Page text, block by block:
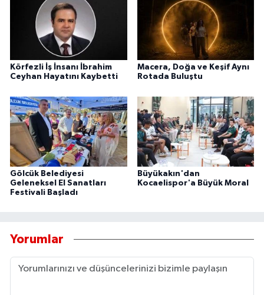
Körfezli İş İnsanı İbrahim
Ceyhan Hayatını Kaybetti
Macera, Doğa ve Keşif Aynı
Rotada Buluştu
Gölcük Belediyesi
Geleneksel El Sanatları
Festivali Başladı
Büyükakın'dan
Kocaelispor'a Büyük Moral
Yorumlar